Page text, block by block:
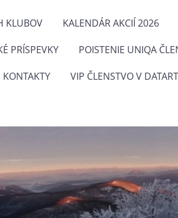
KLUBOV KALENDÁR AKCIÍ 2026
PRÍSPEVKY POISTENIE UNIQA
KONTAKTY VIP ČLENSTVO V